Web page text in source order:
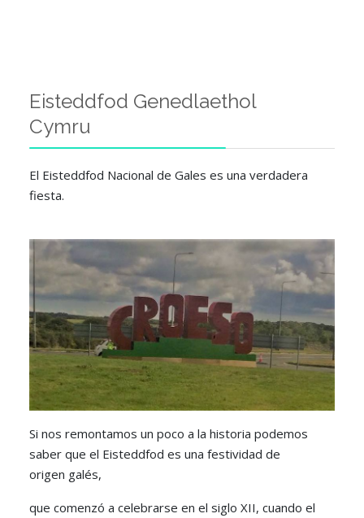
Eisteddfod Genedlaethol
Cymru
El Eisteddfod Nacional de Gales es una verdadera
fiesta.
Si nos remontamos un poco a la historia podemos
saber que el Eisteddfod es una festividad de
origen galés,
que comenzó a celebrarse en el siglo XII, cuando el